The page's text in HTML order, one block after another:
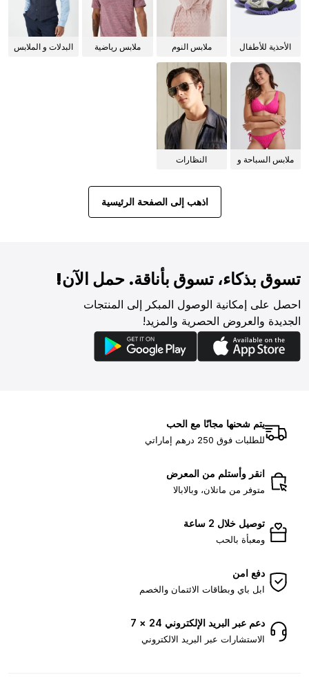
الأحذية للأطفال
ملابس النوم
ملابس رياضية
البدلات و الملابس
ملابس السباحة و
النظارات
اذهب إلى الصفحة الرئيسية
تسوق بذكاء، تسوق بأناقة. حمل الآن!
احصل على إمكانية الوصول المبكر إلى المنتجات
الجديدة والعروض الحصرية والمزيد!
يتم شحنها مجانًا مع الحب
للطلبات فوق 250 درهم إماراتي
انقر وأستلم من المعرض
متوفر من ماتلان، وبالابالا
توصيل خلال 2 ساعة
ومعبأة بالحب
دفع امن
ابل باي وبطاقات الائتمان والخصم
دعم عبر البريد الإلكتروني 24 × 7
الاستشارات عبر البريد الالكتروني